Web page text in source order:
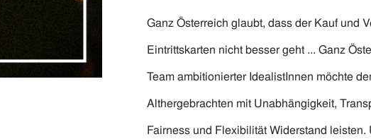
Ganz Österreich glaubt, dass der Kauf und
Eintrittskarten nicht besser geht ... Ganz
Team ambitionierter IdealistInnen möchte
Althergebrachten mit Unabhängigkeit,
Fairness und Flexibilität Widerstand leisten.